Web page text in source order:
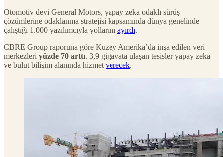
Otomotiv devi General Motors, yapay zeka odaklı sürüş
çözümlerine odaklanma stratejisi kapsamında dünya genelinde
çalıştığı 1.000 yazılımcıyla yollarını ayırdı.
CBRE Group raporuna göre Kuzey Amerika’da inşa edilen veri
merkezleri yüzde 70 arttı. 3,9 gigavata ulaşan tesisler yapay zeka
ve bulut bilişim alanında hizmet verecek.